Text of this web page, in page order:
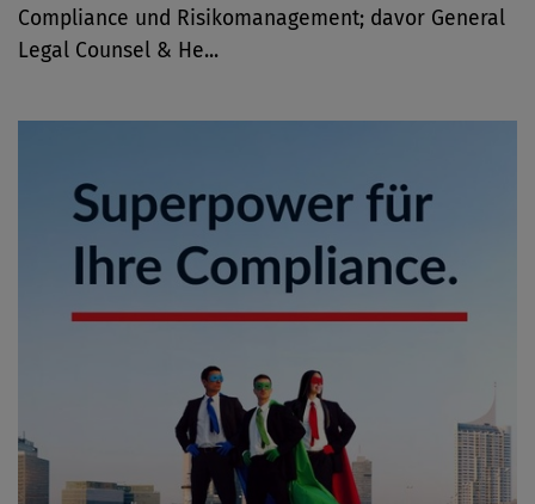
Compliance und Risikomanagement; davor General
Legal Counsel & He...